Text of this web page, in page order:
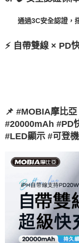
通過3C安全認證，搭
⚡ 自帶雙線 × PD
📌 #MOBIA摩比
#20000mAh #PD
#LED顯示 #可登機